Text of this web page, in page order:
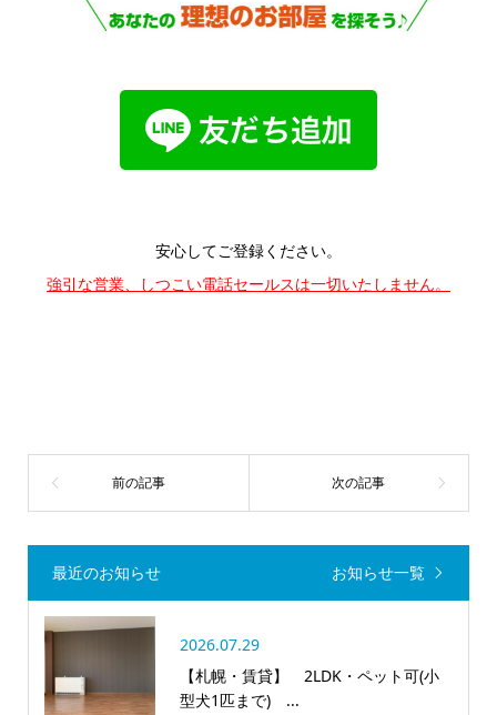
安心してご登録ください。
強引な営業、しつこい電話セールスは一切いたしません。
最近のお知らせ お知らせ一覧
2026.07.29
【札幌・賃貸】 2LDK・ペット可(小
型犬1匹まで) ...